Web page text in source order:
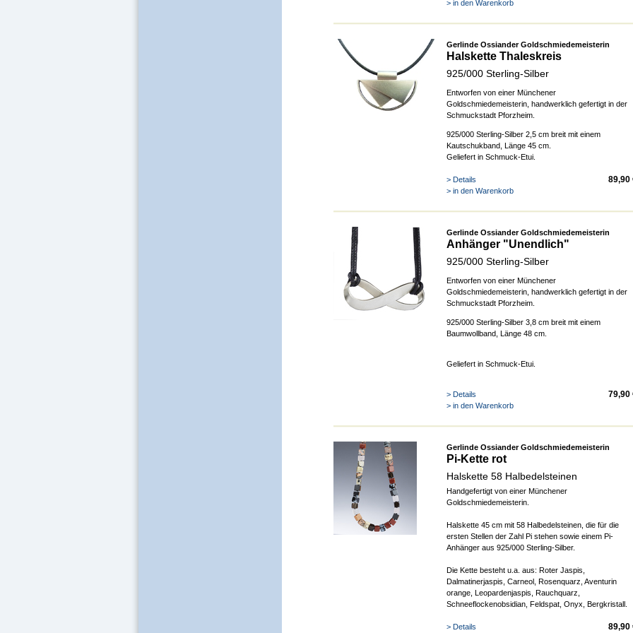
> in den Warenkorb
Gerlinde Ossiander Goldschmiedemeisterin
Halskette Thaleskreis
925/000 Sterling-Silber
Entworfen von einer Münchener
Goldschmiedemeisterin, handwerklich gefertigt in der
Schmuckstadt Pforzheim.
925/000 Sterling-Silber 2,5 cm breit mit einem
Kautschukband, Länge 45 cm.
Geliefert in Schmuck-Etui.
89,90
> Details
> in den Warenkorb
Gerlinde Ossiander Goldschmiedemeisterin
Anhänger "Unendlich"
925/000 Sterling-Silber
Entworfen von einer Münchener
Goldschmiedemeisterin, handwerklich gefertigt in der
Schmuckstadt Pforzheim.
925/000 Sterling-Silber 3,8 cm breit mit einem
Baumwollband, Länge 48 cm.
Geliefert in Schmuck-Etui.
79,90
> Details
> in den Warenkorb
Gerlinde Ossiander Goldschmiedemeisterin
Pi-Kette rot
Halskette 58 Halbedelsteinen
Handgefertigt von einer Münchener
Goldschmiedemeisterin.
Halskette 45 cm mit 58 Halbedelsteinen, die für die
ersten Stellen der Zahl Pi stehen sowie einem Pi-
Anhänger aus 925/000 Sterling-Silber.
Die Kette besteht u.a. aus: Roter Jaspis,
Dalmatinerjaspis, Carneol, Rosenquarz, Aventurin
orange, Leopardenjaspis, Rauchquarz,
Schneeflockenobsidian, Feldspat, Onyx, Bergkristall.
89,90
> Details